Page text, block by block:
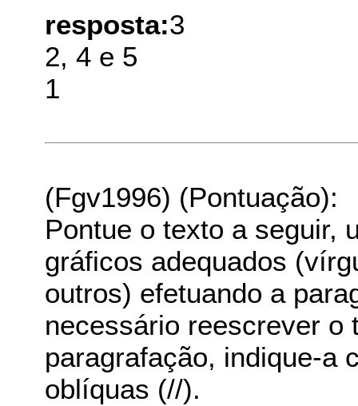
resposta:3
2, 4 e 5
1
(Fgv1996) (Pontuação):
Pontue o texto a seguir,
gráficos adequados
outros) efetuando a
necessário reescrever o
paragrafação, indique-a
oblíquas (//).